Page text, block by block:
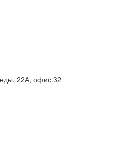
22А, офис 32